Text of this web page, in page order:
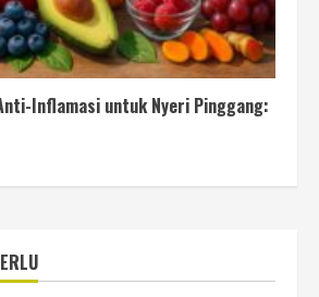
Inflamasi untuk Nyeri Pinggang: